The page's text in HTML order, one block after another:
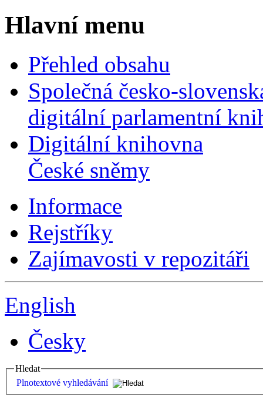
Hlavní menu
Přehled obsahu
Společná česko-
digitální parlamentní
Digitální knihovna
České sněmy
Informace
Rejstříky
Zajímavosti v repozitáři
English
Česky
Hledat
Plnotextové vyhledávání